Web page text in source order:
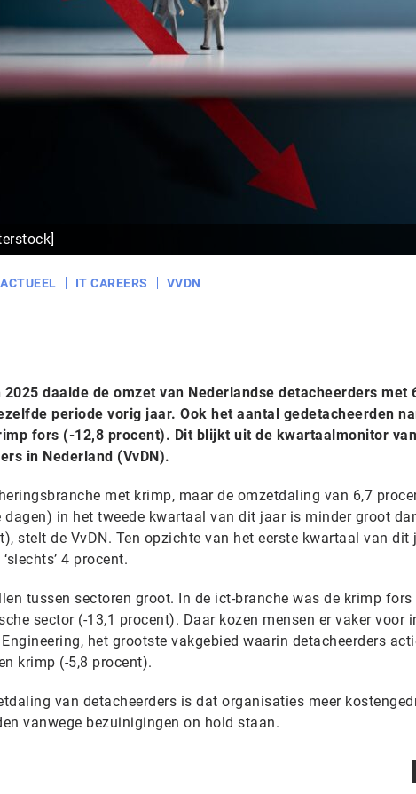
ACTUEEL IT CAREERS VVDN
daalde de omzet van Nederlandse detacheerders met
periode vorig jaar. Ook het aantal gedetacheerden
fors (-12,8 procent). Dit blijkt uit de kwartaalmonitor
in Nederland (VvDN).
met krimp, maar de omzetdaling van 6,7
dagen) in het tweede kwartaal van dit jaar is minder groot
stelt de VvDN. Ten opzichte van het eerste kwartaal van dit
4 procent.
tussen sectoren groot. In de ict-branche was de krimp fors
sector (-13,1 procent). Daar kozen mensen er vaker voor
het grootste vakgebied waarin detacheerders
krimp (-5,8 procent).
van detacheerders is dat organisaties meer
vanwege bezuinigingen on hold staan.